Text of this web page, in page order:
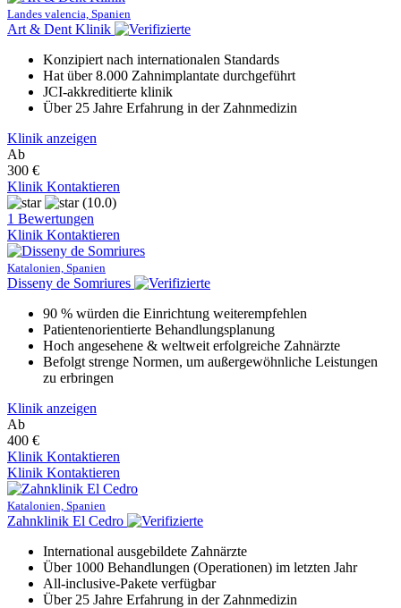
Landes valencia, Spanien
Art & Dent Klinik
Konzipiert nach internationalen Standards
Hat über 8.000 Zahnimplantate durchgeführt
JCI-akkreditierte klinik
Über 25 Jahre Erfahrung in der Zahnmedizin
Klinik anzeigen
Ab
300 €
Klinik Kontaktieren
(10.0)
1 Bewertungen
Klinik Kontaktieren
Katalonien, Spanien
Disseny de Somriures
90 % würden die Einrichtung weiterempfehlen
Patientenorientierte Behandlungsplanung
Hoch angesehene & weltweit erfolgreiche Zahnärzte
Befolgt strenge Normen, um außergewöhnliche Leistungen
zu erbringen
Klinik anzeigen
Ab
400 €
Klinik Kontaktieren
Klinik Kontaktieren
Katalonien, Spanien
Zahnklinik El Cedro
International ausgebildete Zahnärzte
Über 1000 Behandlungen (Operationen) im letzten Jahr
All-inclusive-Pakete verfügbar
Über 25 Jahre Erfahrung in der Zahnmedizin